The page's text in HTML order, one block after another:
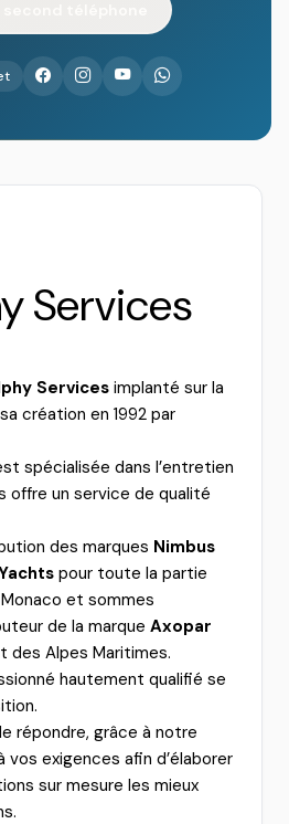
Services
Services implanté sur la
création en 1992 par
spécialisée dans l’entretien
offre un service de qualité
des marques Nimbus
pour toute la partie
et sommes
de la marque Axopar
des Alpes Maritimes.
hautement qualifié se
répondre, grâce à notre
vos exigences afin d’élaborer
sur mesure les mieux